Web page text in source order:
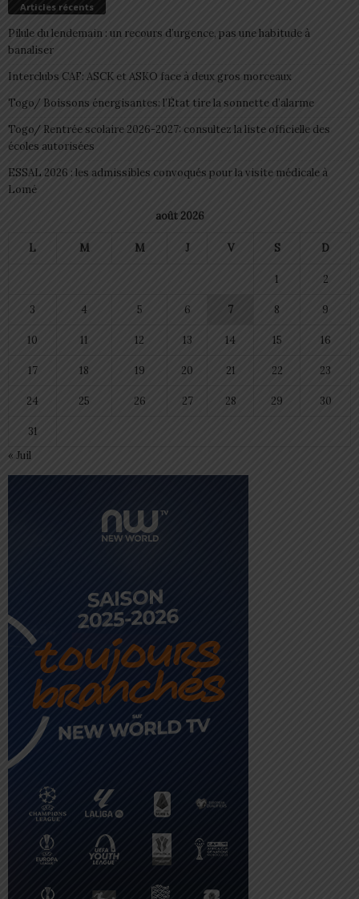
Articles récents
Pilule du lendemain : un recours d’urgence, pas une habitude à
banaliser
Interclubs CAF: ASCK et ASKO face à deux gros morceaux
Togo/ Boissons énergisantes: l’État tire la sonnette d’alarme
Togo/ Rentrée scolaire 2026-2027: consultez la liste officielle des
écoles autorisées
ESSAL 2026 : les admissibles convoqués pour la visite médicale à
Lomé
août 2026
L M M J V S D
1 2
3 4 5 6 7 8 9
10 11 12 13 14 15 16
17 18 19 20 21 22 23
24 25 26 27 28 29 30
31
« Juil